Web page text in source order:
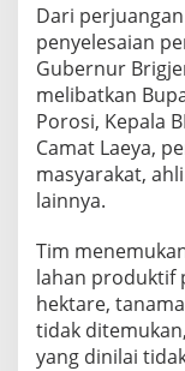
Dari
penyelesaian
Gubernur
melibatkan
Porosi, Kepala
Camat Laeya,
masyarakat,
lainnya.
Tim
lahan produktif
hektare,
tidak
yang dinilai